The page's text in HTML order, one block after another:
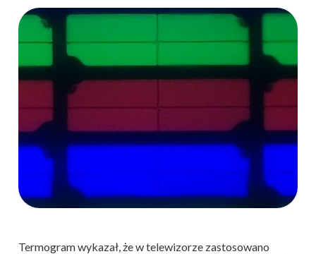
Termogram wykazał, że w telewizorze zastosowano